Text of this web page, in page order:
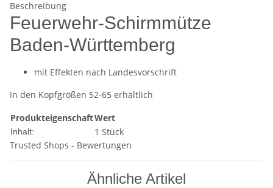
Beschreibung
Feuerwehr-Schirmmütze
Baden-Württemberg
mit Effekten nach Landesvorschrift
In den Kopfgrößen 52-65 erhältlich
ProdukteigenschaftWert
Inhalt:
1 Stück
Trusted Shops - Bewertungen
Ähnliche Artikel